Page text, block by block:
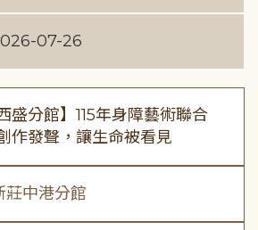
07-26
盛分館】115年身障藝術聯合
作發聲，讓生命被看見
莊中港分館